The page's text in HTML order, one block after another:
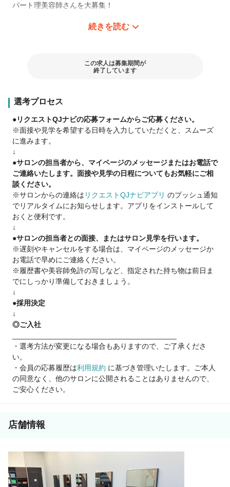
パート理美容師さんを大募集！
▽パートで働く魅力はココ▽
子育て中のママ美容師さんも多数活躍中！
プレッシャーなく安心。
☑ 分業制だから安心！
カット・カラー・パーマ・ブローの中から、
できる技術から始められます。
ブランクがあっても心配無用！
☑ 予約・指名制なし！
安定した入客があるので、
自然と技術もスピードも磨かれます。
☑ 全国に店舗多数！
ご家族の転勤やライフスタイルの変化にも
柔軟に対応できます。
☑ 働きやすい環境！
シフト制／残業なし／有休／健康診断など、
安心して長く続けられる制度が充実。
【こんな方にぴったり！】
⇒家庭と両立しながら美容師を続けたい方
⇒ブランクがあって復帰に不安を感じている方
⇒安定したサロンで長く働きたい方
✨あなたの“今”の不安も、
希望も面接でぜひ聞かせてください。
続きを読む
この求人は募集期間が
終了しています
選考プロセス
●リクエストQJナビの応募フォームからご応募ください。
※面接や見学を希望する日時を入力していただくと、スムーズ
に進みます。
↓
●サロンの担当者から、マイページのメッセージまたはお電話で
ご連絡いたします。面接や見学の日程についてもお気軽にご相
談ください。
※サロンからの連絡は リクエストQJナビアプリ のプッシュ通知
でリアルタイムにお知らせします。アプリをインストールして
おくと便利です。
↓
●サロンの担当者との面接、またはサロン見学を行います。
※遅刻やキャンセルをする場合は、マイページのメッセージか
お電話で早めにご連絡ください。
※履歴書や美容師免許の写しなど、指定された持ち物は前日ま
でにしっかり準備しておきましょう。
↓
●採用決定
↓
◎ご入社
・選考方法が変更になる場合もありますので、ご了承くださ
い。
・会員の応募履歴は利用規約 に基づき管理いたします。ご本人
の同意なく、他のサロンに公開されることはありませんので、
ご安心ください。
店舗情報